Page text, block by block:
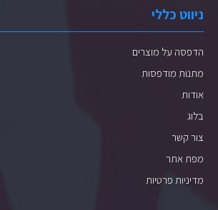
ניווט כללי
הדפסה על מוצרים
מתנות מודפסות
אודות
בלוג
צור קשר
מפת אתר
מדיניות פרטיות